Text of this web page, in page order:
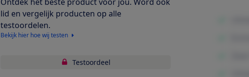
lid en vergelijk producten op alle
testoordelen.
Bekijk hier hoe wij testen
Testoordeel